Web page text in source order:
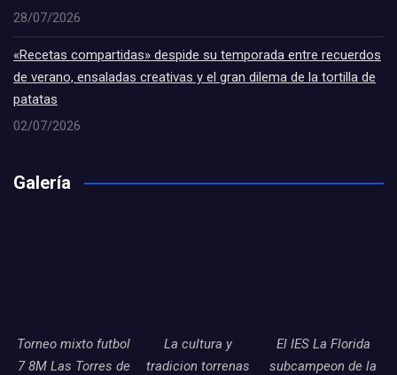
28/07/2026
«Recetas compartidas» despide su temporada entre recuerdos
de verano, ensaladas creativas y el gran dilema de la tortilla de
patatas
02/07/2026
Galería
Torneo mixto futbol
7 8M Las Torres de
La cultura y
tradicion torrenas
El IES La Florida
subcampeon de la